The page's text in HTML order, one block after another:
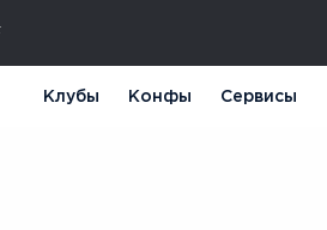
Клубы Конфы Сервисы